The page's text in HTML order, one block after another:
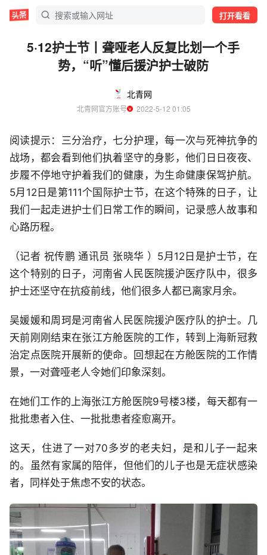
打开看看
5·12护士节丨聋哑老人反复比划一个手
势，“听”懂后援沪护士破防
北青网
北青网官方账号
  2022-5-12 01:05
阅读提示：三分治疗，七分护理，每一次与死神抗争的
战场，都会看到他们执着坚守的身影，他们日日夜夜、
步履不停地守护着我们的健康，为生命健康保驾护航。
5月12日是第111个国际护士节，在这个特殊的日子，让
我们一起走进护士们日常工作的瞬间，记录感人故事和
心路历程。
（记者 祝传鹏 通讯员 张晓华 ）5月12日是护士节，在
这个特别的日子，河南省人民医院援沪医疗队中，很多
护士还坚守在抗疫前线，他们很多人都已离家月余。
吴媛媛和周珂是河南省人民医院援沪医疗队的护士。几
天前刚刚结束在张江方舱医院的工作，转到上海新冠救
治定点医院开展新的使命。回想起在方舱医院的工作情
景，一对聋哑老人令她们印象深刻。
在她们工作的上海张江方舱医院9号楼3楼，每天都有一
批批患者入住、一批批患者痊愈离开。
这天，住进了一对70多岁的老夫妇，是和儿子一起来
的。虽然有家属的陪伴，但他们的儿子也是无症状感染
者，同样处于焦虑不安的状态。